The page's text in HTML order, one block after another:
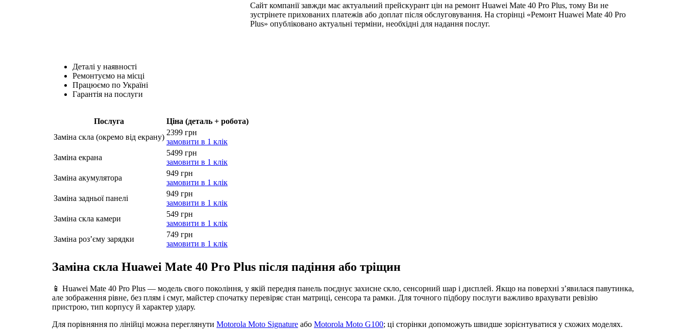
Сайт компанії завжди має актуальний прейскурант цін на ремонт Huawei Mate 40 Pro Plus, тому Ви не
зустрінете прихованих платежів або доплат після обслуговування. На сторінці «Ремонт Huawei Mate 40 Pro
Plus» опубліковано актуальні терміни, необхідні для надання послуг.
Деталі у наявності
Ремонтуємо на місці
Працюємо по Україні
Гарантія на послуги
Послуга
Ціна (деталь + робота)
Заміна скла (окремо від екрану)
2399 грн
замовити в 1 клік
Заміна екрана
5499 грн
замовити в 1 клік
Заміна акумулятора
949 грн
замовити в 1 клік
Заміна задньої панелі
949 грн
замовити в 1 клік
Заміна скла камери
549 грн
замовити в 1 клік
Заміна роз’єму зарядки
749 грн
замовити в 1 клік
Заміна скла Huawei Mate 40 Pro Plus після падіння або тріщин
📱 Huawei Mate 40 Pro Plus — модель свого покоління, у якій передня панель поєднує захисне скло, сенсорний шар і дисплей. Якщо на поверхні з’явилася павутинка,
але зображення рівне, без плям і смуг, майстер спочатку перевіряє стан матриці, сенсора та рамки. Для точного підбору послуги важливо врахувати ревізію
пристрою, тип корпусу й характер удару.
Для порівняння по лінійці можна переглянути Motorola Moto Signature або Motorola Moto G100; ці сторінки допоможуть швидше зорієнтуватися у схожих моделях.